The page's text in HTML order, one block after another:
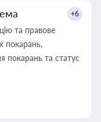
+6
та правове
покарань,
покарань та статус